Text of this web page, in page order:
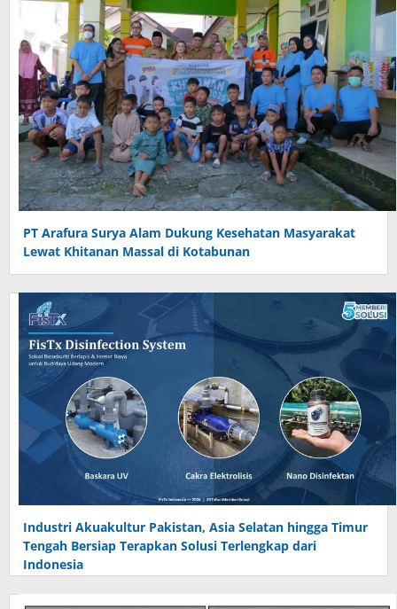
PT Arafura Surya Alam Dukung Kesehatan Masyarakat
Lewat Khitanan Massal di Kotabunan
Industri Akuakultur Pakistan, Asia Selatan hingga Timur
Tengah Bersiap Terapkan Solusi Terlengkap dari
Indonesia